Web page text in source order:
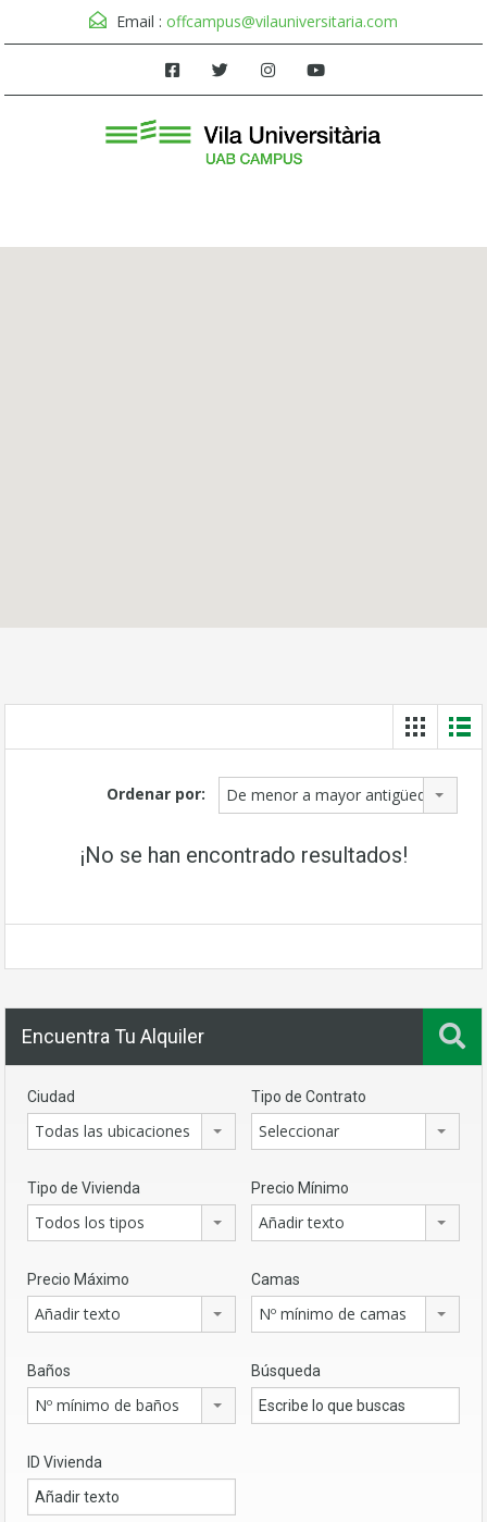
Email : offcampus@vilauniversitaria.com
Ordenar por: De menor a mayor antigüedad
¡No se han encontrado resultados!
Encuentra Tu Alquiler
Ciudad
Todas las ubicaciones
Tipo de Contrato
Seleccionar
Tipo de Vivienda
Todos los tipos
Precio Mínimo
Añadir texto
Precio Máximo
Añadir texto
Camas
Nº mínimo de camas
Baños
Nº mínimo de baños
Búsqueda
ID Vivienda